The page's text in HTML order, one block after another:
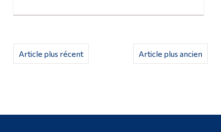
Article plus ancien
Article plus récent